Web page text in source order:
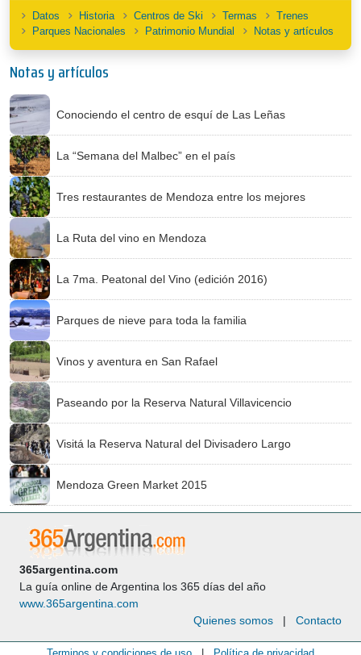
Datos Historia Centros de Ski Termas
Trenes
Parques Nacionales
Patrimonio Mundial Notas y artículos
Notas y artículos
Conociendo el centro de esquí de Las Leñas
La “Semana del Malbec” en el país
Tres restaurantes de Mendoza entre los mejores
La Ruta del vino en Mendoza
La 7ma. Peatonal del Vino (edición 2016)
Parques de nieve para toda la familia
Vinos y aventura en San Rafael
Paseando por la Reserva Natural Villavicencio
Visitá la Reserva Natural del Divisadero Largo
Mendoza Green Market 2015
365argentina.com
La guía online de Argentina los 365 días del año
www.365argentina.com
Quienes somos | Contacto